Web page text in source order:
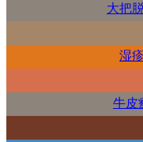
大把
湿疹
牛皮